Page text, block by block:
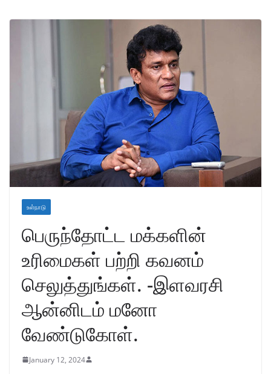
உள்நாடு
பெருந்தோட்ட மக்களின்
உரிமைகள் பற்றி கவனம்
செலுத்துங்கள். -இளவரசி
ஆன்னிடம் மனோ
வேண்டுகோள்.
January 12, 2024